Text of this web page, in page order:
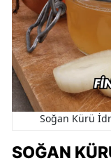
Soğan Kürü
SOĞAN